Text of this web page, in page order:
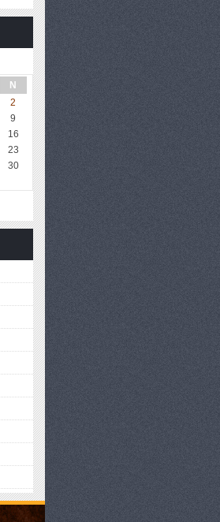
N
2
9
16
23
30